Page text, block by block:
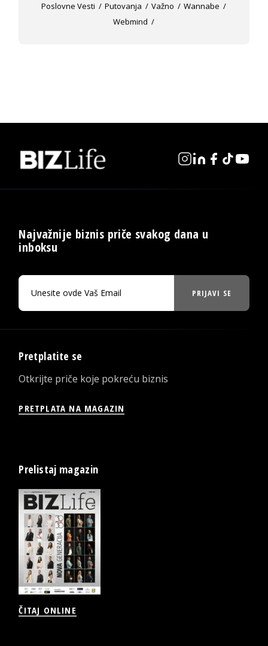
Poslovne Vesti
Putovanja Važno
Wannabe
Webmind
Najvažnije biznis priče svakog dana u
inboksu
PRIJAVI SE
Pretplatite se
Otkrijte priče koje pokreću biznis
PRETPLATA NA MAGAZIN
Prelistaj magazin
ČITAJ ONLINE